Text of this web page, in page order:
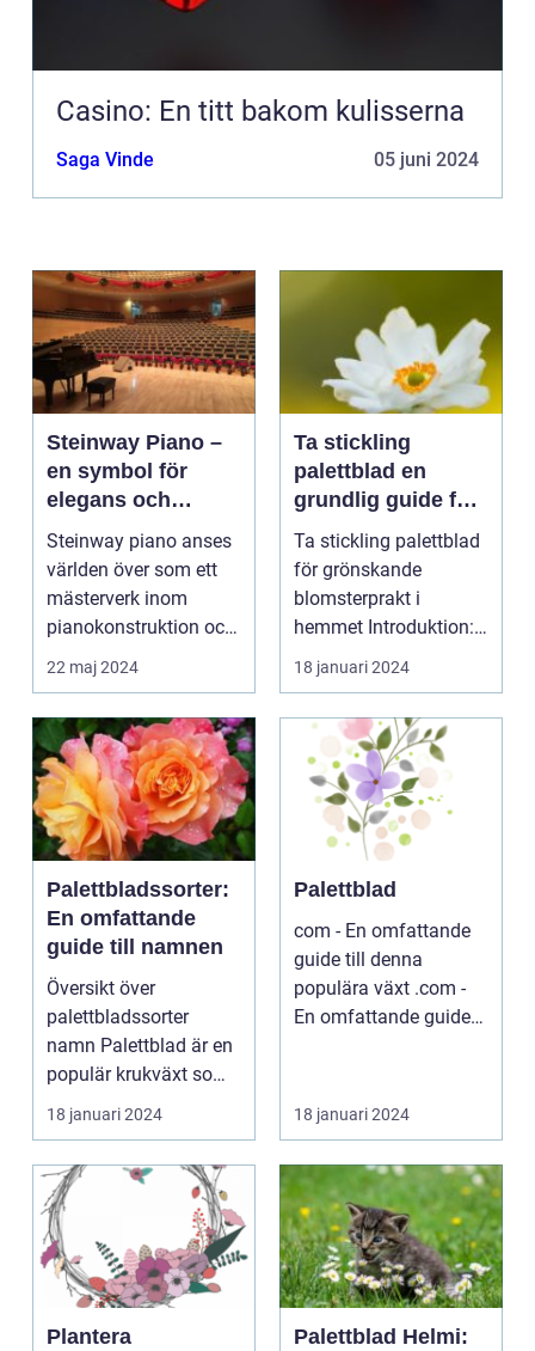
Casino: En titt bakom kulisserna
Saga Vinde 05 juni 2024
Steinway Piano –
en symbol för
elegans och
prestation
Steinway piano anses
världen över som ett
mästerverk inom
pianokonstruktion och
musik...
22 maj 2024
Ta stickling
palettblad en
grundlig guide för
blomsterentusiast
er
Ta stickling palettblad
för grönskande
blomsterprakt i
hemmet Introduktion:
...
18 januari 2024
Palettbladssorter:
En omfattande
guide till namnen
Översikt över
palettbladssorter
namn Palettblad är en
populär krukväxt som
blivit allt mer eftertra...
18 januari 2024
Palettblad
com - En omfattande
guide till denna
populära växt .com -
En omfattande guide
18 januari 2024
Plantera
Palettblad Helmi: